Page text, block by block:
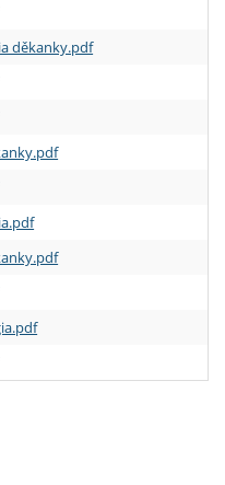
děkanky.pdf